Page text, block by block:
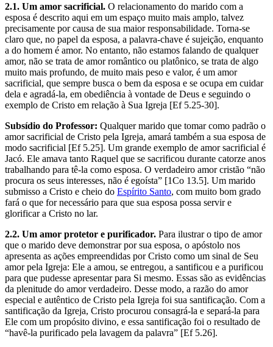
2.1. Um amor sacrificial. O relacionamento do marido com a
esposa é descrito aqui em um espaço muito mais amplo, talvez
precisamente por causa de sua maior responsabilidade. Torna-se
claro que, no papel da esposa, a palavra-chave é sujeição, enquanto
a do homem é amor. No entanto, não estamos falando de qualquer
amor, não se trata de amor romântico ou platônico, se trata de algo
muito mais profundo, de muito mais peso e valor, é um amor
sacrificial, que sempre busca o bem da esposa e se ocupa em cuidar
dela e agradá-la, em obediência à vontade de Deus e seguindo o
exemplo de Cristo em relação à Sua Igreja [Ef 5.25-30].
Subsídio do Professor: Qualquer marido que tomar como padrão o
amor sacrificial de Cristo pela Igreja, amará também a sua esposa de
modo sacrificial [Ef 5.25]. Um grande exemplo de amor sacrificial é
Jacó. Ele amava tanto Raquel que se sacrificou durante catorze anos
trabalhando para tê-la como esposa. O verdadeiro amor cristão “não
procura os seus interesses, não é egoísta” [1Co 13.5]. Um marido
submisso a Cristo e cheio do Espírito Santo, com muito bom grado
fará o que for necessário para que sua esposa possa servir e
glorificar a Cristo no lar.
2.2. Um amor protetor e purificador. Para ilustrar o tipo de amor
que o marido deve demonstrar por sua esposa, o apóstolo nos
apresenta as ações empreendidas por Cristo como um sinal de Seu
amor pela Igreja: Ele a amou, se entregou, a santificou e a purificou
para que pudesse apresentar para Si mesmo. Essas são as evidências
da plenitude do amor verdadeiro. Desse modo, a razão do amor
especial e autêntico de Cristo pela Igreja foi sua santificação. Com a
santificação da Igreja, Cristo procurou consagrá-la e separá-la para
Ele com um propósito divino, e essa santificação foi o resultado de
“havê-la purificado pela lavagem da palavra” [Ef 5.26].